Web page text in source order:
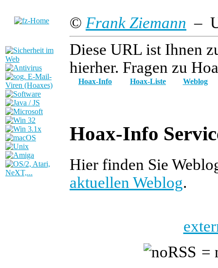
© Frank Ziemann –
Diese URL ist Ihnen
hierher. Fragen zu
Hoax-Info Hoax-Liste Weblog
Hoax-Info
Hier finden Sie
aktuellen Weblog.
=